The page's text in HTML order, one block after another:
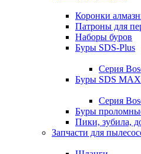
Коронки
Патроны для
Наборы буров
Буры SDS-Plus
Серия
Буры SDS MAX
Серия
Буры
Пики, зубила,
Запчасти для